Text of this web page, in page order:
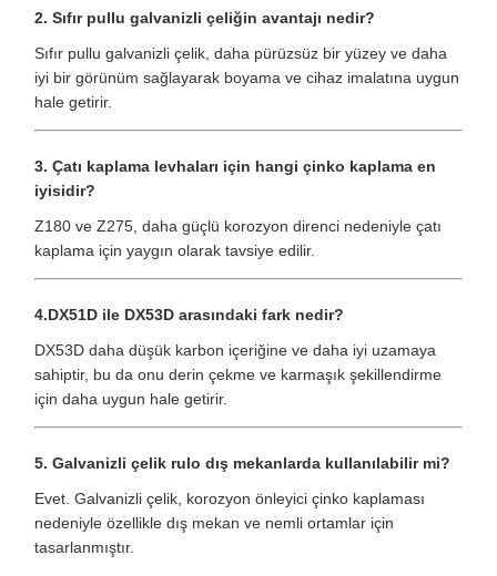
2. Sıfır pullu galvanizli çeliğin avantajı nedir?
Sıfır pullu galvanizli çelik, daha pürüzsüz bir yüzey ve daha
iyi bir görünüm sağlayarak boyama ve cihaz imalatına uygun
hale getirir.
3. Çatı kaplama levhaları için hangi çinko kaplama en
iyisidir?
Z180 ve Z275, daha güçlü korozyon direnci nedeniyle çatı
kaplama için yaygın olarak tavsiye edilir.
4.DX51D ile DX53D arasındaki fark nedir?
DX53D daha düşük karbon içeriğine ve daha iyi uzamaya
sahiptir, bu da onu derin çekme ve karmaşık şekillendirme
için daha uygun hale getirir.
5. Galvanizli çelik rulo dış mekanlarda kullanılabilir mi?
Evet. Galvanizli çelik, korozyon önleyici çinko kaplaması
nedeniyle özellikle dış mekan ve nemli ortamlar için
tasarlanmıştır.